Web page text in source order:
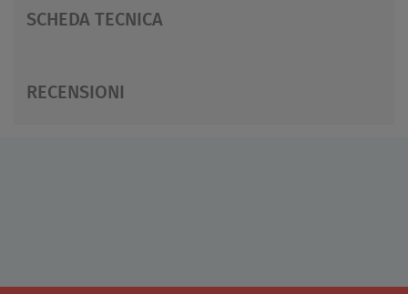
SCHEDA TECNICA
RECENSIONI